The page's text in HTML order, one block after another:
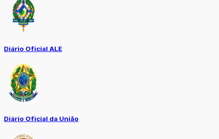
Diário Oficial ALE
Diário Oficial da União